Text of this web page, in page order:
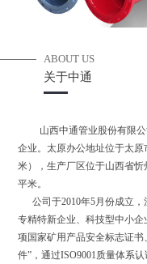
ABOUT US
关于中通
山西中通管业股份有限
企业。太原办公地址位于太
米），生产厂区位于山西省
平米。
公司于2010年5月份成立，
专精特新企业、科技型中小
项国家矿用产品安全标志证
件”，通过ISO9001质量体系